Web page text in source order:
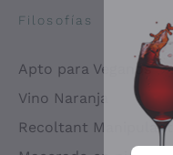
Filosofías
Apto para Veganos
Vino Naranja
Recoltant Manipulant